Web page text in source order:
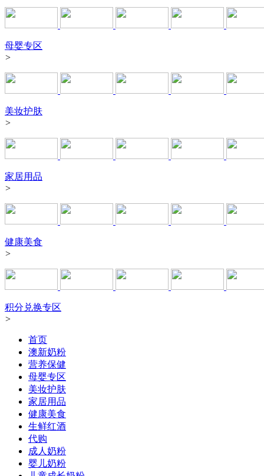
母婴专区
>
美妆护肤
>
家居用品
>
健康美食
>
积分兑换专区
>
首页
澳新奶粉
营养保健
母婴专区
美妆护肤
家居用品
健康美食
生鲜红酒
代购
成人奶粉
婴儿奶粉